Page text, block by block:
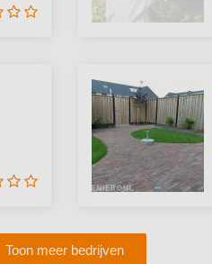
Toon meer bedrijven